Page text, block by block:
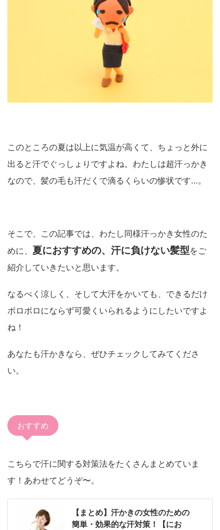
このところの夏は以上に気温が高くて、ちょっと外に
出ると汗でぐっしょりですよね。わたしは超汗っかき
なので、髪の毛も汗だくで滴るくらいの惨状です…。
そこで、この記事では、わたし同様汗っかき女性のた
めに、 夏におすすめの、汗に負けない髪型をご
紹介していきたいと思います。
なるべく涼しく、そして大汗をかいても、できるだけ
ボロボロにならず可愛くいられるようにしたいですよ
ね！
あなたも汗かきなら、ぜひチェックしてみてくださ
い。
おすすめ
こちらで汗に関する対策法をたくさんまとめていま
す！あわせてどうぞ〜。
【まとめ】汗かきの女性のための
簡単・効果的な汗対策！【にお